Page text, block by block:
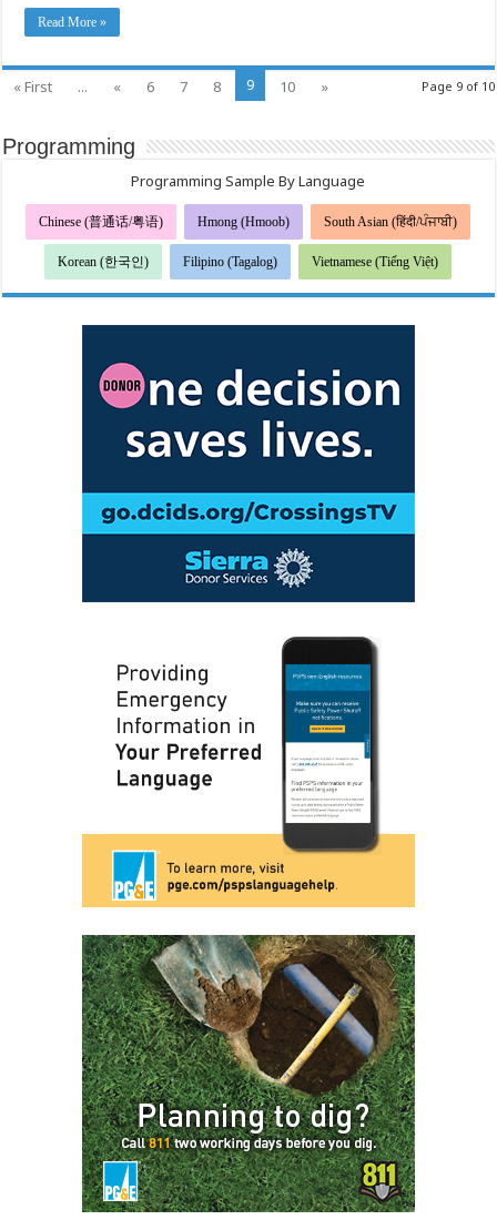
Read More »
Page 9 of 10
« First ... « 6 7 8 9 10 »
Programming
Programming Sample By Language
Chinese (普通话/粤语) Hmong (Hmoob) South Asian (हिंदी/ਪੰਜਾਬੀ)
Korean (한국인) Filipino (Tagalog) Vietnamese (Tiếng Việt)